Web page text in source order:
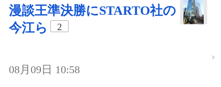
漫談王準決勝にSTARTO社の
今江ら
2
08月09日 10:58